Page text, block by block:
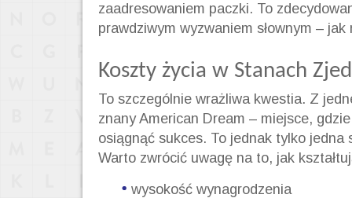
zaadresowaniem paczki. To
prawdziwym wyzwaniem słownym – jak
Koszty życia w Stanach
To szczególnie wrażliwa kwestia. Z
znany American Dream – miejsce,
osiągnąć sukces. To jednak tylko
Warto zwrócić uwagę na to, jak
wysokość wynagrodzenia